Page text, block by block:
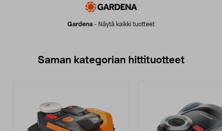
Gardena - Näytä kaikki tuotteet
Saman kategorian hittituotteet